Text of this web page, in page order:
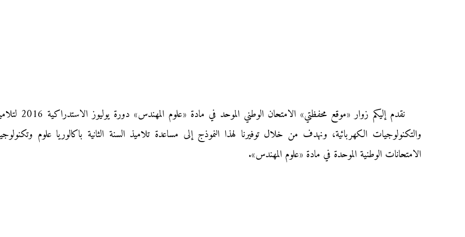
نقدم إليكم
والتكنولوجيات الكهربائية، ونهدف من خلال توفيرنا لهذا النموذج إلى مساعدة تلاميذ السنة الثانية باكالوريا علوم
الامتحانات الوطنية الموحدة في مادة «علوم المهندس».